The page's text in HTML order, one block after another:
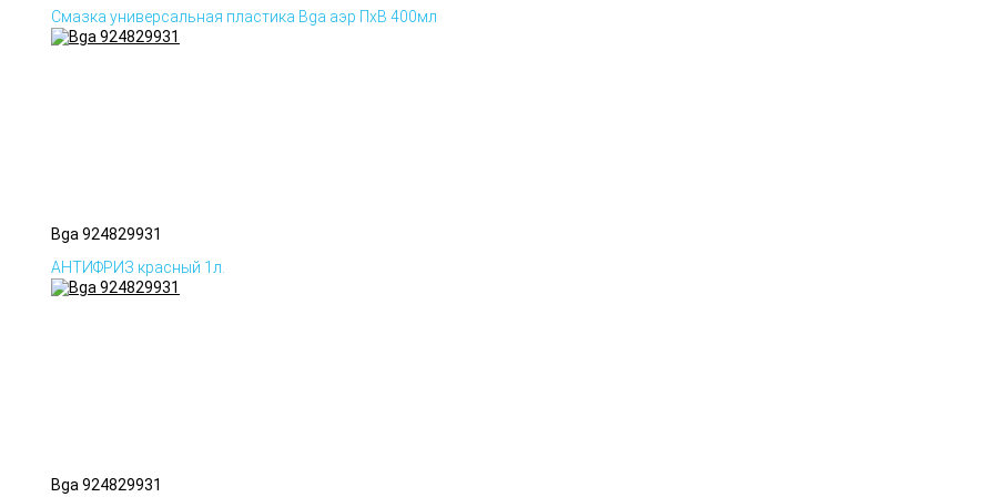
Смазка универсальная пластика Bga аэр ПхВ 400мл
Bga 924829931
АНТИФРИЗ красный 1л.
Bga 924829931